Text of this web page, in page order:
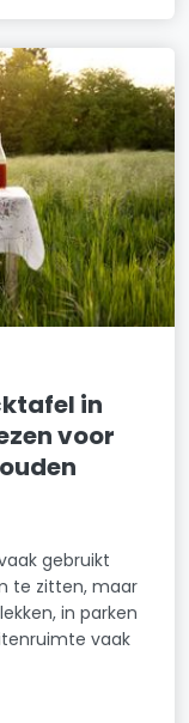
in
voor
gebruikt
te zitten, maar
in parken
vaak